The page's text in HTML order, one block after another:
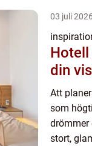
03 juli 2026
Hotell växjö
din
Att
som
drömmer
stort,